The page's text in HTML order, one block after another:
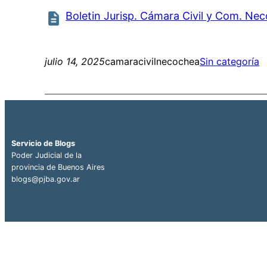
Boletin Jurisp. Cámara Civil y Com.
julio 14, 2025camaracivilnecocheaSin categoría
Servicio de Blogs
Poder Judicial de la
provincia de Buenos Aires
blogs@pjba.gov.ar